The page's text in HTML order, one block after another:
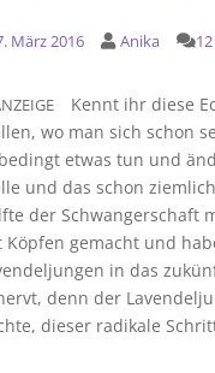
März 2016 Anika
Kennt ihr diese
wo man sich schon
etwas tun und
und das schon
der Schwangerschaft
Köpfen gemacht und
in das
denn der
dieser radikale